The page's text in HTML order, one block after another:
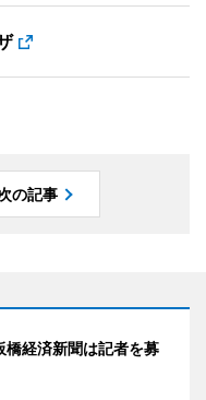
の記事
橋経済新聞は記者を募